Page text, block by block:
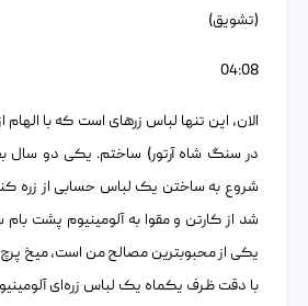
(تشویق)
04:08
الان، این تنها لباس زرهای است که با
در سنگ شاه آرتور) ساختم. یکی دو سال
شروع به ساختن یک لباس حسابی از زره
شد از کارتن و مقوا به آلومینیوم پشت
یکی از محبوبترین مصالح من است، میخ پرچ
با دقت ظرف یکماه یک لباس زره‌ای